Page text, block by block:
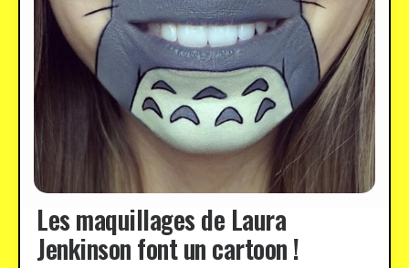
Les maquillages de Laura
Jenkinson font un cartoon !